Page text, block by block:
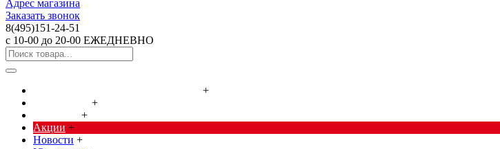
Адрес магазина
Заказать звонок
8(495)151-24-51
с 10-00 до 20-00 ЕЖЕДНЕВНО
+
+
+
Акции +
Новости +